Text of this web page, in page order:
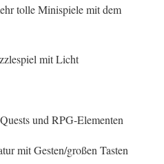
tolle Minispiele mit dem
mit Licht
und RPG-Elementen
mit Gesten/großen Tasten